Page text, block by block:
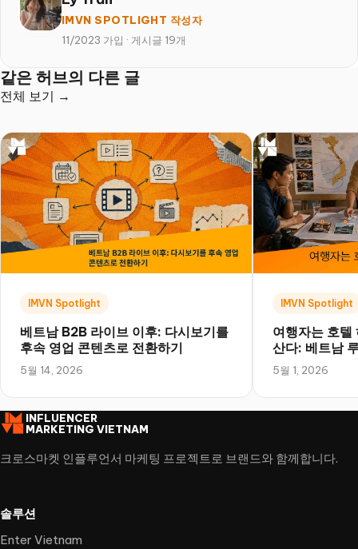
IMVN SPOTLIGHT 작성자
11/2023 가입 · 게시글 19개
같은 허브의 다른 글
전체 보기 →
IMVN Spotlight
베트남 B2B 라이브 이후: 다시보기를
후속 영업 콘텐츠로 전환하기
5월 14, 2026
IMVN Spotlight
여행자는 호텔
산다: 베트남
북
5월 1, 2026
INFLUENCER
MARKETING VIETNAM
크로스마켓 인플루언서 마케팅 프로젝트로 브랜드와 함께합니다.
솔루션
Enter Vietnam